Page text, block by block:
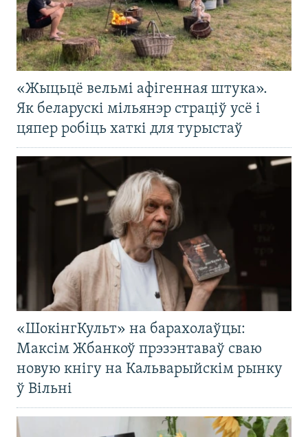
«Жыцьцё вельмі афігенная штука».
Як беларускі мільянэр страціў усё і
цяпер робіць хаткі для турыстаў
«ШокінгКульт» на барахолаўцы:
Максім Жбанкоў прэзэнтаваў сваю
новую кнігу на Кальварыйскім рынку
ў Вільні